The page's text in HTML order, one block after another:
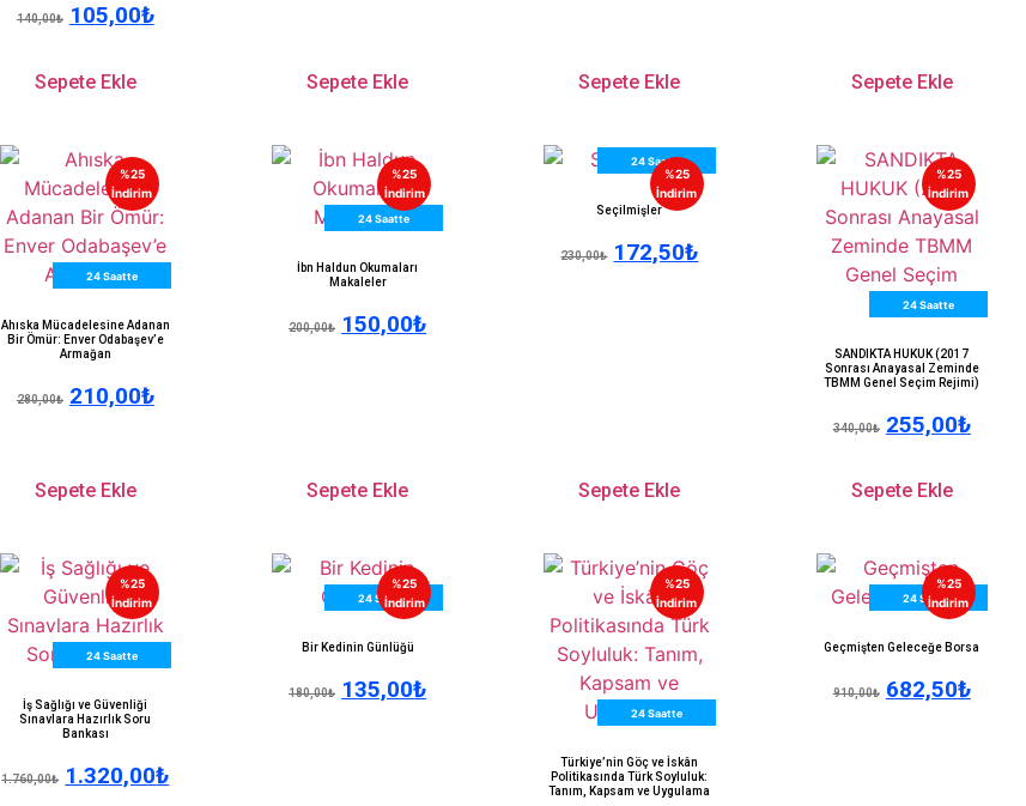
140,00₺ 105,00₺
Sepete Ekle Sepete Ekle Sepete Ekle Sepete Ekle
24 Saatte
%25
İndirim
Ahıska Mücadelesine Adanan
Bir Ömür: Enver Odabaşev’e
Armağan
280,00₺ 210,00₺
Sepete Ekle
24 Saatte
%25
İndirim
İbn Haldun Okumaları
Makaleler
200,00₺ 150,00₺
Sepete Ekle
24 Saatte
Kargo
%25
İndirim
Seçilmişler
230,00₺ 172,50₺
Sepete Ekle
24 Saatte
%25
İndirim
SANDIKTA HUKUK (2017
Sonrası Anayasal Zeminde
TBMM Genel Seçim Rejimi)
340,00₺ 255,00₺
Sepete Ekle
24 Saatte
%25
İndirim
İş Sağlığı ve Güvenliği
Sınavlara Hazırlık Soru
Bankası
1.760,00₺ 1.320,00₺
24 Saatte
%25
İndirim
Bir Kedinin Günlüğü
180,00₺ 135,00₺
24 Saatte
%25
İndirim
Türkiye’nin Göç ve İskân
Politikasında Türk Soyluluk:
Tanım, Kapsam ve Uygulama
24 Saatte
%25
İndirim
Geçmişten Geleceğe Borsa
910,00₺ 682,50₺